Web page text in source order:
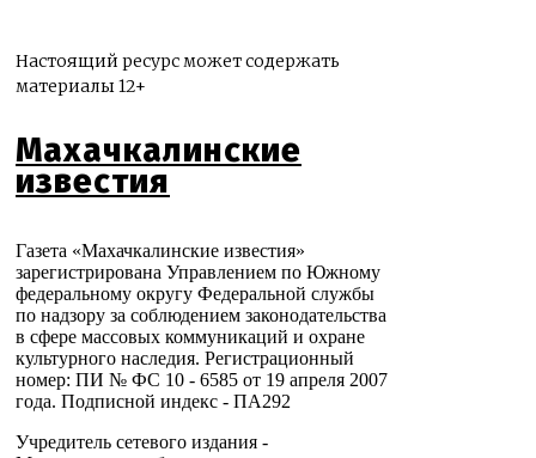
Настоящий ресурс может содержать
материалы 12+
Махачкалинские
известия
Газета «Махачкалинские известия»
зарегистрирована Управлением по Южному
федеральному округу Федеральной службы
по надзору за соблюдением законодательства
в сфере массовых коммуникаций и охране
культурного наследия. Регистрационный
номер: ПИ № ФС 10 - 6585 от 19 апреля 2007
года. Подписной индекс - ПА292
Учредитель сетевого издания -